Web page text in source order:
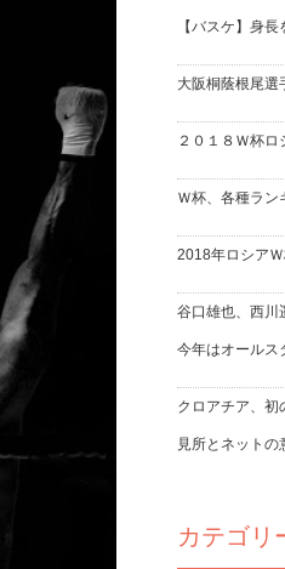
【バスケ】身
大阪桐蔭根尾選
２０１８Ｗ杯ロ
Ｗ杯、各種ラン
2018年ロシア
谷口雄也、西
今年はオールス
クロアチア、初
見所とネットの
カテゴリ